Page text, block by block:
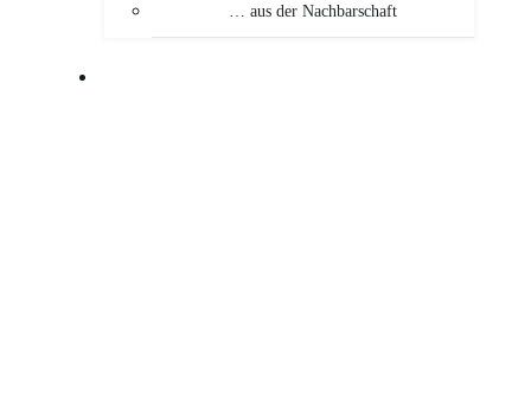
… aus der Nachbarschaft